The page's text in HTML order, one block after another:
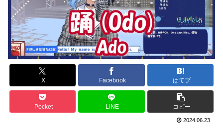
X Facebook はてブ
Pocket LINE コピー
2024.06.23